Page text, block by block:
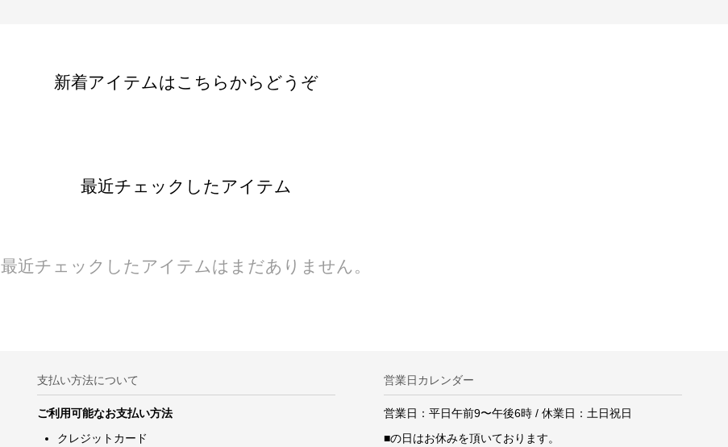
新着アイテムはこちらからどうぞ
最近チェックしたアイテム
最近チェックしたアイテムはまだありません。
支払い方法について
ご利用可能なお支払い方法
クレジットカード
営業日カレンダー
営業日：平日午前9〜午後6時 / 休業日：土日祝日
■の日はお休みを頂いております。